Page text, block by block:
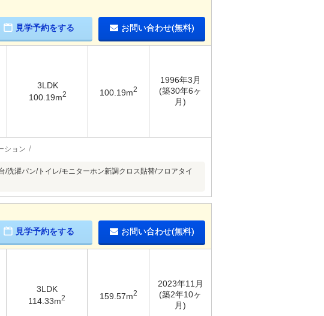
見学予約をする お問い合わせ(無料)
3LDK
100.19m2 100.19m2
1996年3月
(築30年6ヶ
月)
ション
洗濯パン/トイレ/モニターホン新調クロス貼替/フロアタイ
見学予約をする お問い合わせ(無料)
3LDK
114.33m2 159.57m2
2023年11月
(築2年10ヶ
月)